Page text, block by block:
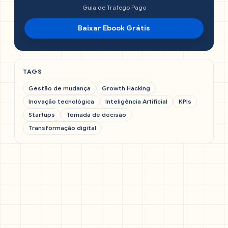
Guia de Tráfego Pago
Baixar Ebook Grátis
TAGS
Gestão de mudança
Growth Hacking
Inovação tecnológica
Inteligência Artificial
KPIs
Startups
Tomada de decisão
Transformação digital